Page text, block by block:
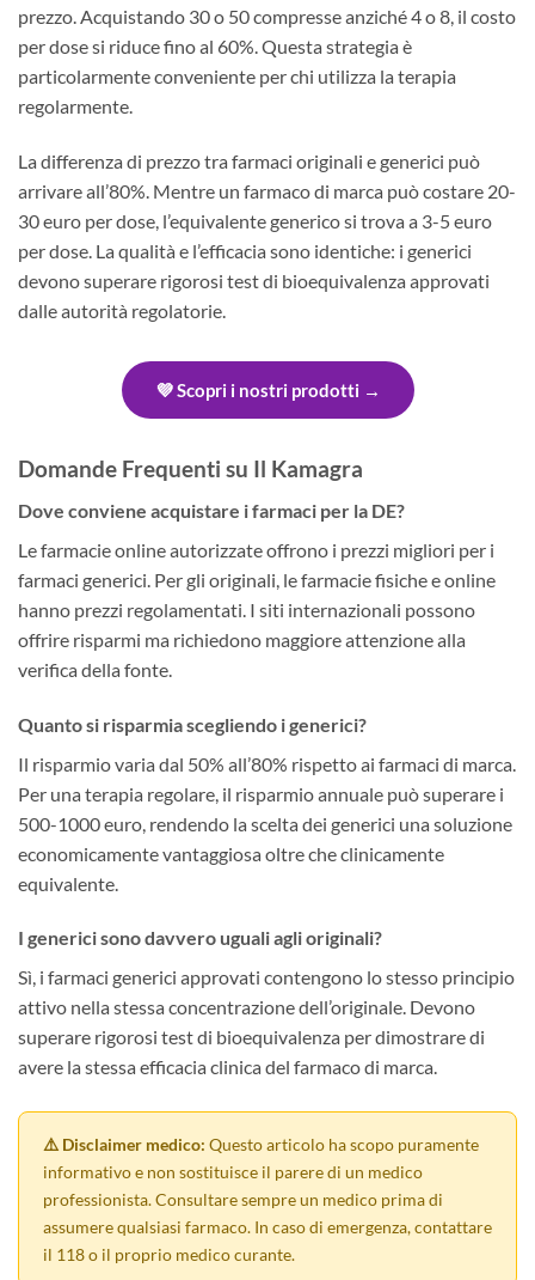
prezzo. Acquistando 30 o 50 compresse anziché 4 o 8, il costo
per dose si riduce fino al 60%. Questa strategia è
particolarmente conveniente per chi utilizza la terapia
regolarmente.
La differenza di prezzo tra farmaci originali e generici può
arrivare all’80%. Mentre un farmaco di marca può costare 20-
30 euro per dose, l’equivalente generico si trova a 3-5 euro
per dose. La qualità e l’efficacia sono identiche: i generici
devono superare rigorosi test di bioequivalenza approvati
dalle autorità regolatorie.
💜 Scopri i nostri prodotti →
Domande Frequenti su Il Kamagra
Dove conviene acquistare i farmaci per la DE?
Le farmacie online autorizzate offrono i prezzi migliori per i
farmaci generici. Per gli originali, le farmacie fisiche e online
hanno prezzi regolamentati. I siti internazionali possono
offrire risparmi ma richiedono maggiore attenzione alla
verifica della fonte.
Quanto si risparmia scegliendo i generici?
Il risparmio varia dal 50% all’80% rispetto ai farmaci di marca.
Per una terapia regolare, il risparmio annuale può superare i
500-1000 euro, rendendo la scelta dei generici una soluzione
economicamente vantaggiosa oltre che clinicamente
equivalente.
I generici sono davvero uguali agli originali?
Sì, i farmaci generici approvati contengono lo stesso principio
attivo nella stessa concentrazione dell’originale. Devono
superare rigorosi test di bioequivalenza per dimostrare di
avere la stessa efficacia clinica del farmaco di marca.
⚠️ Disclaimer medico: Questo articolo ha scopo puramente
informativo e non sostituisce il parere di un medico
professionista. Consultare sempre un medico prima di
assumere qualsiasi farmaco. In caso di emergenza, contattare
il 118 o il proprio medico curante.